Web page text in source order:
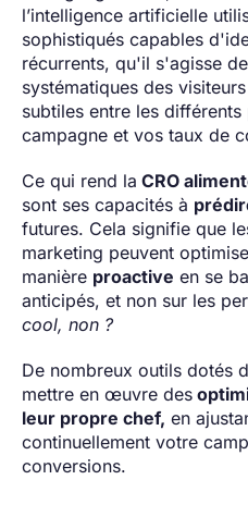
l’intelligence artificielle
sophistiqués capables
récurrents, qu'il s'agisse
systématiques des
subtiles entre les
campagne et vos taux de
Ce qui rend la CRO
sont ses capacités à
futures. Cela signifie que
marketing peuvent
manière proactive en se
anticipés, et non sur les
cool, non ?
De nombreux outils dotés
mettre en œuvre des
leur propre chef, en
continuellement votre
conversions.